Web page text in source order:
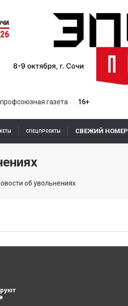
газета 16+
СПЕЦПРОЕКТЫ СВЕЖИЙ НОМЕР
об увольнениях